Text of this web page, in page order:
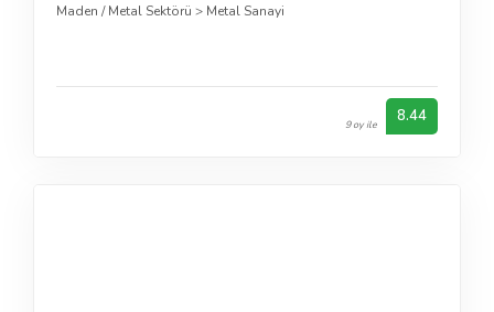
Maden / Metal Sektörü > Metal Sanayi
9 oy ile 8.44